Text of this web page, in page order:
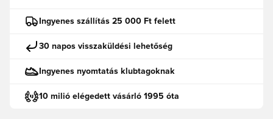
Ingyenes szállítás 25 000 Ft felett
30 napos visszaküldési lehetőség
Ingyenes nyomtatás klubtagoknak
10 milió elégedett vásárló 1995 óta